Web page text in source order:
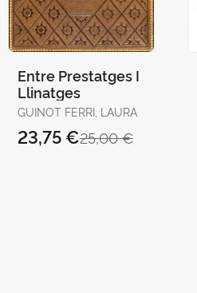
Entre Prestatges I
Llinatges
GUINOT FERRI, LAURA
25,00 €
23,75 €